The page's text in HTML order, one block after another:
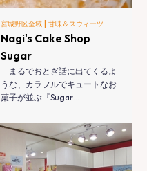
宮城野区全域 | 甘味＆スウィーツ
Nagi's Cake Shop
Sugar
まるでおとぎ話に出てくるよ
うな、カラフルでキュートなお
菓子が並ぶ『Sugar…